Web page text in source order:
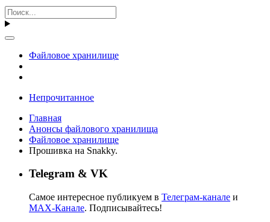
Файловое хранилище
Непрочитанное
Главная
Анонсы файлового хранилища
Файловое хранилище
Прошивка на Snakky.
Telegram & VK
Самое интересное публикуем в Телеграм-канале и
MAX-Канале. Подписывайтесь!